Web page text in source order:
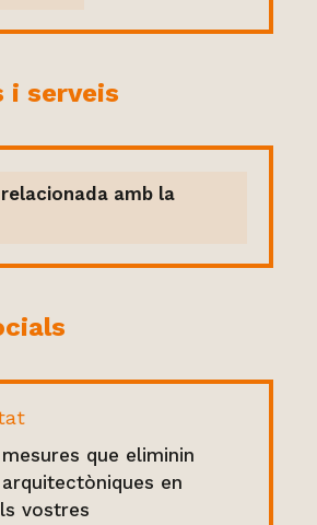
i serveis
amb la
que eliminin
en
vostres